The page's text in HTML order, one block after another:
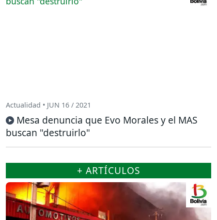
Actualidad • JUN 16 / 2021
Mesa denuncia que Evo Morales y el MAS
buscan "destruirlo"
+ ARTÍCULOS